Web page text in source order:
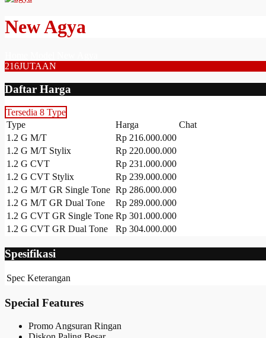
New Agya
216JUTAAN
Daftar Harga
Tersedia 8 Type
Type
Harga
Chat
1.2 G M/T
Rp 216.000.000
1.2 G M/T Stylix
Rp 220.000.000
1.2 G CVT
Rp 231.000.000
1.2 G CVT Stylix
Rp 239.000.000
1.2 G M/T GR Single Tone Rp 286.000.000
1.2 G M/T GR Dual Tone
Rp 289.000.000
1.2 G CVT GR Single Tone Rp 301.000.000
1.2 G CVT GR Dual Tone
Rp 304.000.000
Spesifikasi
Spec Keterangan
Special Features
Promo Angsuran Ringan